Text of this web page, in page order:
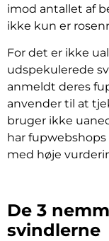
imod antallet af
ikke kun er
For det er ikke
udspekulerede
anmeldt deres
anvender til at
bruger ikke
har
med høje
De 3
svindlerne